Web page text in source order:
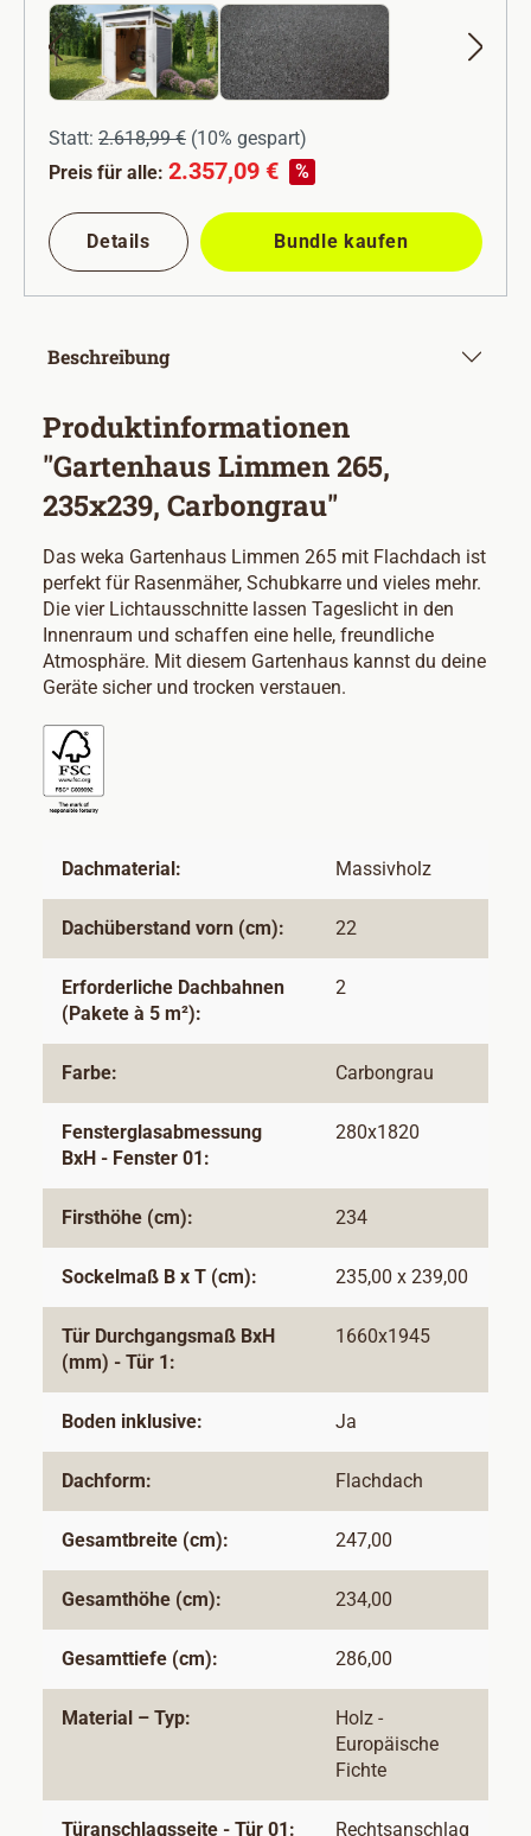
+
Statt: 2.618,99 € (10% gespart)
Preis für alle: 2.357,09 € %
Details Bundle kaufen
Beschreibung
Produktinformationen
"Gartenhaus Limmen 265,
235x239, Carbongrau"
Das weka Gartenhaus Limmen 265 mit Flachdach ist
perfekt für Rasenmäher, Schubkarre und vieles mehr.
Die vier Lichtausschnitte lassen Tageslicht in den
Innenraum und schaffen eine helle, freundliche
Atmosphäre. Mit diesem Gartenhaus kannst du deine
Geräte sicher und trocken verstauen.
Dachmaterial: Massivholz
Dachüberstand vorn (cm): 22
Erforderliche Dachbahnen
(Pakete à 5 m²):
2
Farbe: Carbongrau
Fensterglasabmessung
BxH - Fenster 01:
280x1820
Firsthöhe (cm): 234
Sockelmaß B x T (cm): 235,00 x 239,00
Tür Durchgangsmaß BxH
(mm) - Tür 1:
1660x1945
Boden inklusive: Ja
Dachform: Flachdach
Gesamtbreite (cm): 247,00
Gesamthöhe (cm): 234,00
Gesamttiefe (cm): 286,00
Material – Typ:
Holz -
Europäische
Fichte
Türanschlagsseite - Tür 01: Rechtsanschlag